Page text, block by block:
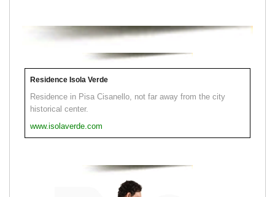
Residence Isola Verde
Residence in Pisa Cisanello, not far away from the city
historical center.
www.isolaverde.com